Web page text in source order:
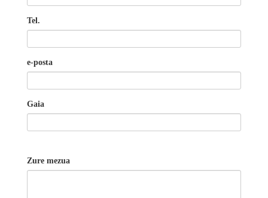
Tel.
e-posta
Gaia
Zure mezua